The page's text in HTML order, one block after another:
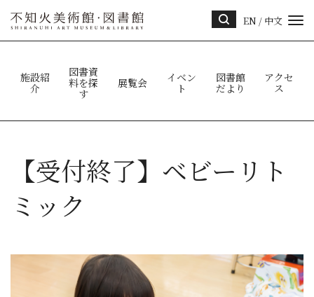
ト内
EN / 中文
施設紹
介
図書資
料を探
す
展覧会
イベン
ト
図書館
だより
アクセ
ス
【受付終了】ベビーリト
ミック